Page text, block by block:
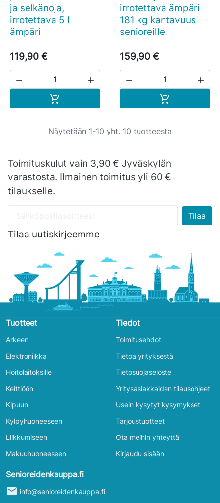
ja selkänoja,
irrotettava 5 l
ämpäri
119,90 €
 

irrotettava ämpäri
181 kg kantavuus
senioreille
159,90 €
 

Näytetään 1-10 yht. 10 tuotteesta
Toimituskulut vain 3,90 € Jyväskylän
varastosta. Ilmainen toimitus yli 60 €
tilaukselle.
Tilaa uutiskirjeemme
Tuotteet
Arkeen
Elektroniikka
Hoitolaitoksille
Keittiöön
Kipuun
Kylpyhuoneeseen
Liikkumiseen
Makuuhuoneeseen
Tiedot
Toimitusehdot
Tietoa yrityksestä
Tietosuojaseloste
Yritysasiakkaiden tilausohjeet
Usein kysytyt kysymykset
Tarjoustuotteet
Ota meihin yhteyttä
Kirjaudu sisään
Senioreidenkauppa.fi
mail info@senioreidenkauppa.fi